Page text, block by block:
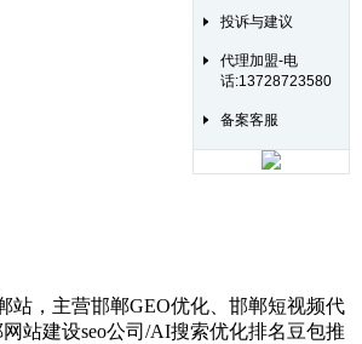
站，主营邯郸GEO优化、邯郸短视频代
站建设seo公司/AI搜索优化排名豆包推
投诉与建议
代理加盟-电
话:13728723580
备案客服